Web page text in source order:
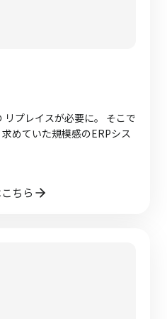
リプレイスが必要に。 そこで
めていた規模感のERPシス
ちら